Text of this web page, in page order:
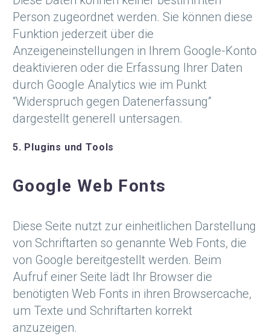
Person zugeordnet werden. Sie können diese
Funktion jederzeit über die
Anzeigeneinstellungen in Ihrem Google-Konto
deaktivieren oder die Erfassung Ihrer Daten
durch Google Analytics wie im Punkt
“Widerspruch gegen Datenerfassung”
dargestellt generell untersagen.
5. Plugins und Tools
Google Web Fonts
Diese Seite nutzt zur einheitlichen Darstellung
von Schriftarten so genannte Web Fonts, die
von Google bereitgestellt werden. Beim
Aufruf einer Seite lädt Ihr Browser die
benötigten Web Fonts in ihren Browsercache,
um Texte und Schriftarten korrekt
anzuzeigen.